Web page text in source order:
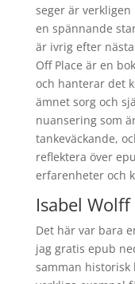
seger är
en spännande
är ivrig efter nästa
Off Place är en
och hanterar det
ämnet sorg och
nuansering som
tankeväckande,
reflektera över
erfarenheter och
Isabel
Det här var bara
jag gratis epub
samman historisk